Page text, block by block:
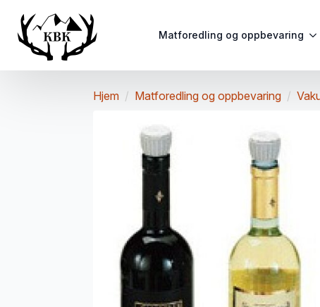
Matforedling og oppbevaring
Hjem Matforedling og oppbevaring